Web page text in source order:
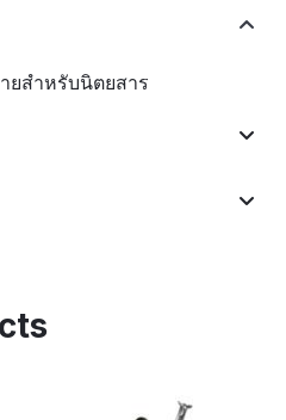
สำหรับนิตยสาร